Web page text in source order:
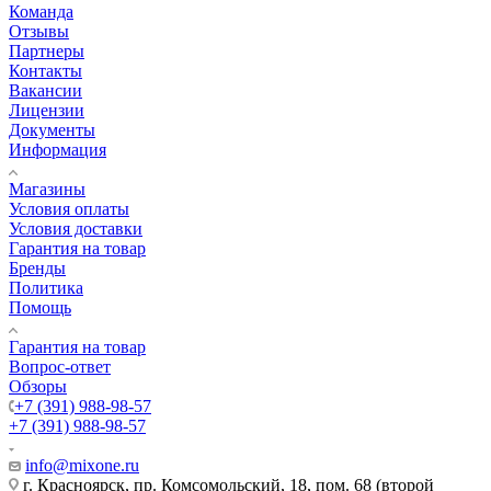
Команда
Отзывы
Партнеры
Контакты
Вакансии
Лицензии
Документы
Информация
Магазины
Условия оплаты
Условия доставки
Гарантия на товар
Бренды
Политика
Помощь
Гарантия на товар
Вопрос-ответ
Обзоры
+7 (391) 988-98-57
+7 (391) 988-98-57
info@mixone.ru
г. Красноярск, пр. Комсомольский, 18, пом. 68 (второй